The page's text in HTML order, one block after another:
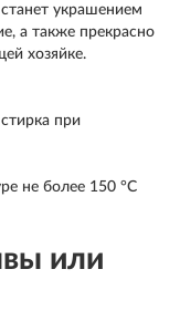
украшением
а также прекрасно
хозяйке.
при
не более 150 °С
или